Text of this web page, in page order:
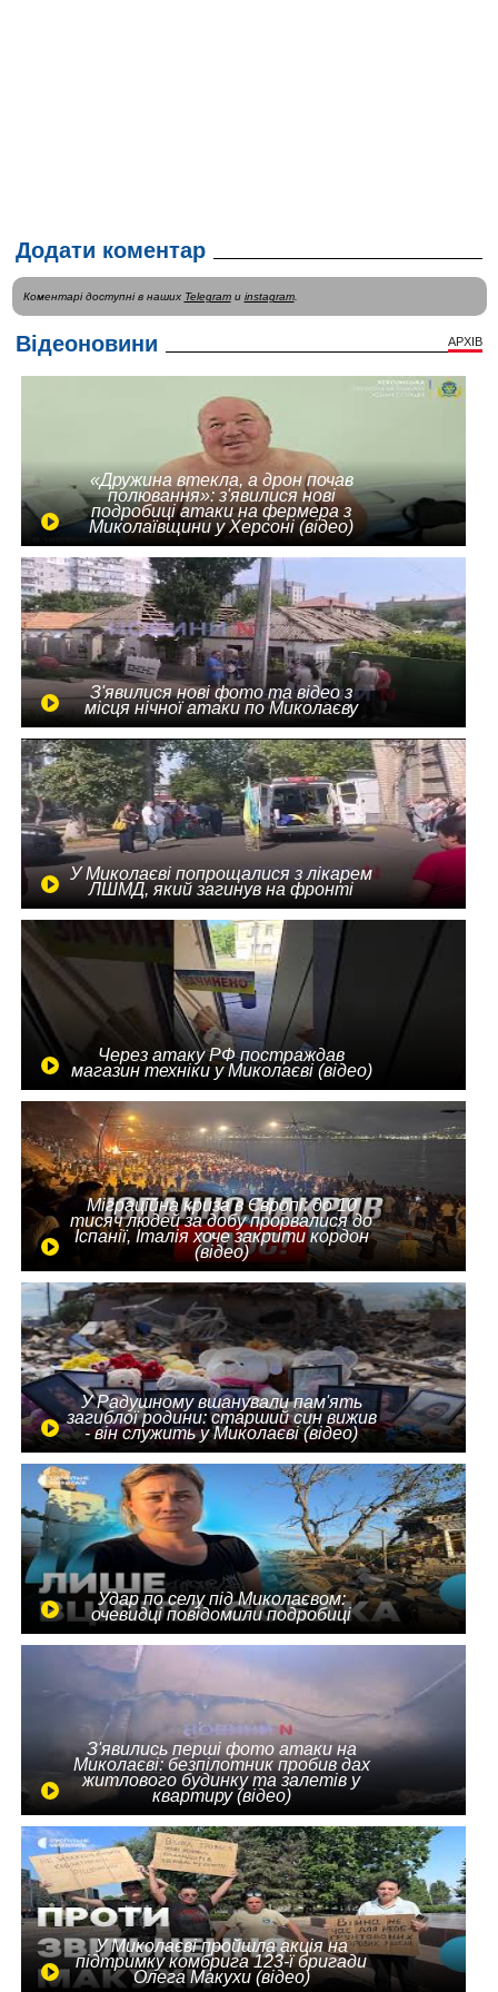
Додати коментар
Коментарі доступні в наших Telegramи instagram.
Відеоновини АРХІВ
«Дружина втекла, а дрон почав
полювання»: з'явилися нові
подробиці атаки на фермера з
Миколаївщини у Херсоні (відео)
З'явилися нові фото та відео з
місця нічної атаки по Миколаєву
У Миколаєві попрощалися з лікарем
ЛШМД, який загинув на фронті
Через атаку РФ постраждав
магазин техніки у Миколаєві (відео)
Міграційна криза в Європі: до 10
тисяч людей за добу прорвалися до
Іспанії, Італія хоче закрити кордон
(відео)
У Радушному вшанували пам'ять
загиблої родини: старший син вижив
- він служить у Миколаєві (відео)
Удар по селу під Миколаєвом:
очевидці повідомили подробиці
З'явились перші фото атаки на
Миколаєві: безпілотник пробив дах
житлового будинку та залетів у
квартиру (відео)
У Миколаєві пройшла акція на
підтримку комбрига 123-ї бригади
Олега Макухи (відео)